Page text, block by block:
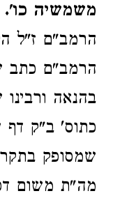
משמשיה כו'.
הרמב"ם ז"ל
הרמב"ם כתב
בהנאה
כתוס' ב"ק
שמסופק
מה"ת משום